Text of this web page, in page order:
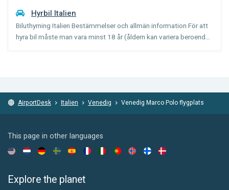
Hyrbil Italien
Biluthyrning Italien Bestämmelser och allmän information För att
hyra bil måste man vara minst 18 år (åldern kan variera beroende
AirportDesk Italien Venedig Venedig Marco Polo flygplats
This page in other languages
Explore the planet